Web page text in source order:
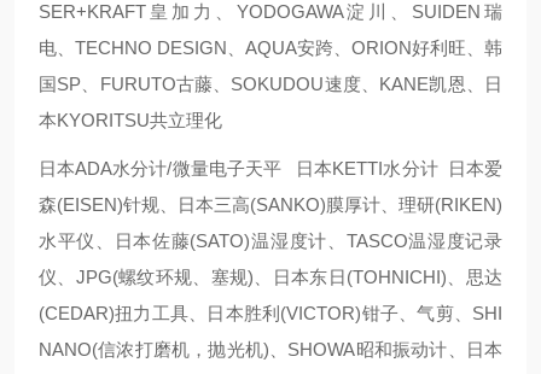
SER+KRAFT皇加力、YODOGAWA淀川、SUIDEN瑞
电、TECHNO DESIGN、AQUA安跨、ORION好利旺、韩
国SP、FURUTO古藤、SOKUDOU速度、KANE凯恩、日
本KYORITSU共立理化
日本ADA水分计/微量电子天平 日本KETTI水分计 日本爱
森(EISEN)针规、日本三高(SANKO)膜厚计、理研(RIKEN)
水平仪、日本佐藤(SATO)温湿度计、TASCO温湿度记录
仪、JPG(螺纹环规、塞规)、日本东日(TOHNICHI)、思达
(CEDAR)扭力工具、日本胜利(VICTOR)钳子、气剪、SHI
NANO(信浓打磨机，抛光机)、SHOWA昭和振动计、日本